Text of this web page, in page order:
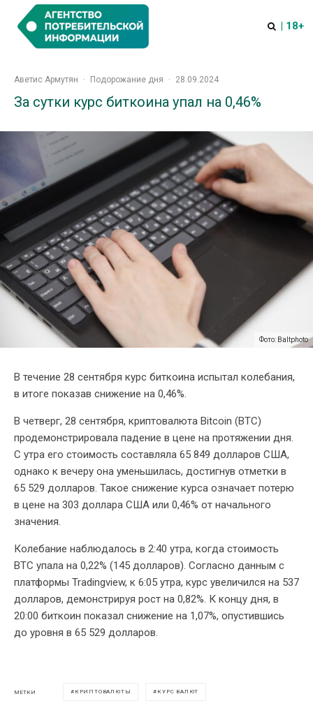
| 18+
Аветис Армутян · Подорожание дня · 28.09.2024
За сутки курс биткоина упал на 0,46%
Фото: Baltphoto
В течение 28 сентября курс биткоина испытал колебания,
в итоге показав снижение на 0,46%.
В четверг, 28 сентября, криптовалюта Bitcoin (BTC)
продемонстрировала падение в цене на протяжении дня.
С утра его стоимость составляла 65 849 долларов США,
однако к вечеру она уменьшилась, достигнув отметки в
65 529 долларов. Такое снижение курса означает потерю
в цене на 303 доллара США или 0,46% от начального
значения.
Колебание наблюдалось в 2:40 утра, когда стоимость
BTC упала на 0,22% (145 долларов). Согласно данным с
платформы Tradingview, к 6:05 утра, курс увеличился на 537
долларов, демонстрируя рост на 0,82%. К концу дня, в
20:00 биткоин показал снижение на 1,07%, опустившись
до уровня в 65 529 долларов.
МЕТКИ КРИПТОВАЛЮТЫ КУРС ВАЛЮТ